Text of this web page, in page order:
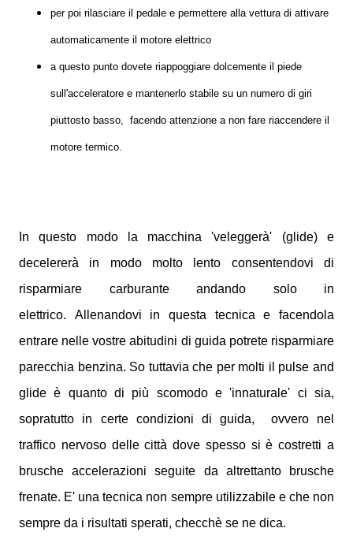
per poi rilasciare il pedale e permettere alla vettura di attivare
automaticamente il motore elettrico
a questo punto dovete riappoggiare dolcemente il piede
sull'acceleratore e mantenerlo stabile su un numero di giri
piuttosto basso, facendo attenzione a non fare riaccendere il
motore termico.
In questo modo la macchina 'veleggerà' (glide) e
decelererà in modo molto lento consentendovi di
risparmiare carburante andando solo in
elettrico. Allenandovi in questa tecnica e facendola
entrare nelle vostre abitudini di guida potrete risparmiare
parecchia benzina. So tuttavia che per molti il pulse and
glide è quanto di più scomodo e 'innaturale' ci sia,
sopratutto in certe condizioni di guida, ovvero nel
traffico nervoso delle città dove spesso si è costretti a
brusche accelerazioni seguite da altrettanto brusche
frenate. E' una tecnica non sempre utilizzabile e che non
sempre da i risultati sperati, checchè se ne dica.